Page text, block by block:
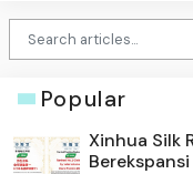
Popular
Xinhua Silk